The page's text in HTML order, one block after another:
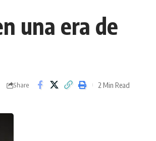
una era de
Share 2 Min Read